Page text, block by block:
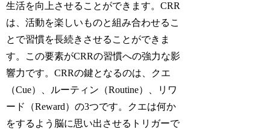
生活を向上させることができます。CRR
は、活動を楽しいものと組み合わせるこ
とで習慣を長続きさせることができま
す。この要素がCRRの習慣への強力な影
響力です。CRRの鍵となるのは、クエ
（Cue）、ルーティン（Routine）、リワ
ード（Reward）の3つです。クエは何か
をするよう脳に思い出させるトリガーで